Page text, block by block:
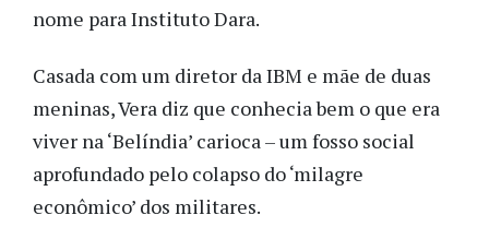
nome para Instituto Dara.
Casada com um diretor da IBM e mãe de duas
meninas, Vera diz que conhecia bem o que era
viver na ‘Belíndia’ carioca – um fosso social
aprofundado pelo colapso do ‘milagre
econômico’ dos militares.